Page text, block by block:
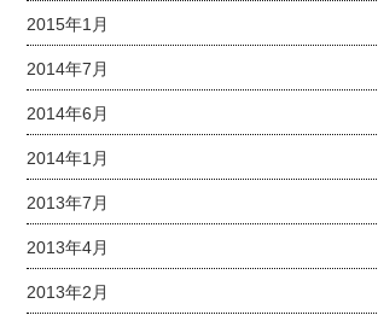
2015年1月
2014年7月
2014年6月
2014年1月
2013年7月
2013年4月
2013年2月